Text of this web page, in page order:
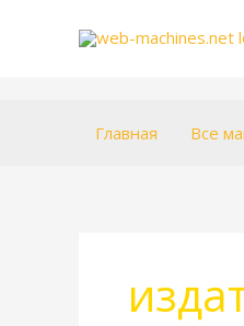
Главная Все